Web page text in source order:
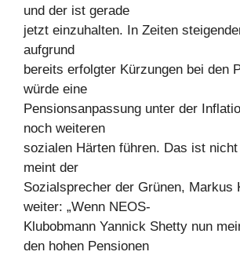
und der ist gerade
jetzt einzuhalten. In Zeiten
aufgrund
bereits erfolgter Kürzungen bei den
würde eine
Pensionsanpassung unter der
noch weiteren
sozialen Härten führen. Das ist nicht
meint der
Sozialsprecher der Grünen, Markus
weiter: „Wenn NEOS-
Klubobmann Yannick Shetty nun
den hohen Pensionen